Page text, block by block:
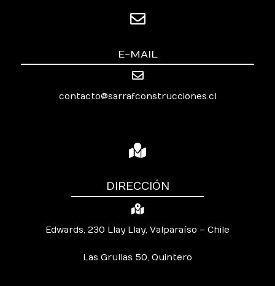
E-MAIL
contacto@sarrafconstrucciones.cl
DIRECCIÓN
Edwards, 230 Llay Llay, Valparaíso – Chile
Las Grullas 50, Quintero